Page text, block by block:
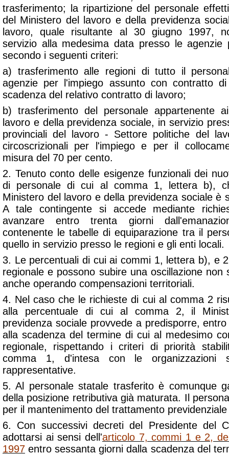
trasferimento; la ripartizione del personale
del Ministero del lavoro e della previdenza
lavoro, quale risultante al 30 giugno 1997,
servizio alla medesima data presso le agenzie
secondo i seguenti criteri:
a) trasferimento alle regioni di tutto il
agenzie per l'impiego assunto con contratto
scadenza del relativo contratto di lavoro;
b) trasferimento del personale appartenente
lavoro e della previdenza sociale, in servizio
provinciali del lavoro - Settore politiche del
circoscrizionali per l'impiego e per il
misura del 70 per cento.
2. Tenuto conto delle esigenze funzionali dei
di personale di cui al comma 1, lettera b),
Ministero del lavoro e della previdenza sociale è
A tale contingente si accede mediante
avanzare entro trenta giorni
contenente le tabelle di equiparazione tra il
quello in servizio presso le regioni e gli enti locali.
3. Le percentuali di cui ai commi 1, lettera b), e
regionale e possono subire una oscillazione
anche operando compensazioni territoriali.
4. Nel caso che le richieste di cui al comma 2
alla percentuale di cui al comma 2, il
previdenza sociale provvede a predisporre,
alla scadenza del termine di cui al medesimo
regionale, rispettando i criteri di priorità
comma 1, d'intesa con le organizzazioni
rappresentative.
5. Al personale statale trasferito è comunque
della posizione retributiva già maturata. Il
per il mantenimento del trattamento
6. Con successivi decreti del Presidente del
adottarsi ai sensi dell'articolo 7, commi 1 e 2,
1997 entro sessanta giorni dalla scadenza del